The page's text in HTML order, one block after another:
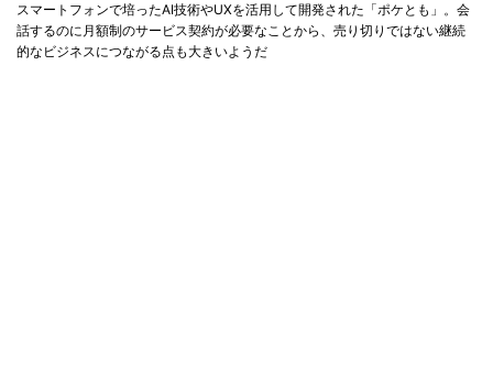
スマートフォンで培ったAI技術やUXを活用して開発された「ポケとも」。会
話するのに月額制のサービス契約が必要なことから、売り切りではない継続
的なビジネスにつながる点も大きいようだ